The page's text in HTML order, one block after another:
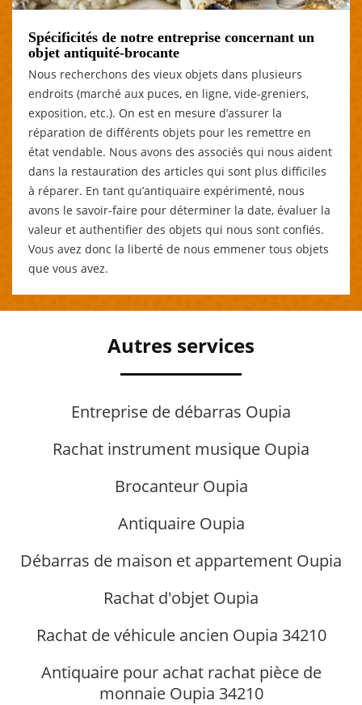
Spécificités de notre entreprise concernant un
objet antiquité-brocante
Nous recherchons des vieux objets dans plusieurs
endroits (marché aux puces, en ligne, vide-greniers,
exposition, etc.). On est en mesure d’assurer la
réparation de différents objets pour les remettre en
état vendable. Nous avons des associés qui nous aident
dans la restauration des articles qui sont plus difficiles
à réparer. En tant qu’antiquaire expérimenté, nous
avons le savoir-faire pour déterminer la date, évaluer la
valeur et authentifier des objets qui nous sont confiés.
Vous avez donc la liberté de nous emmener tous objets
que vous avez.
Autres services
Entreprise de débarras Oupia
Rachat instrument musique Oupia
Brocanteur Oupia
Antiquaire Oupia
Débarras de maison et appartement Oupia
Rachat d'objet Oupia
Rachat de véhicule ancien Oupia 34210
Antiquaire pour achat rachat pièce de
monnaie Oupia 34210